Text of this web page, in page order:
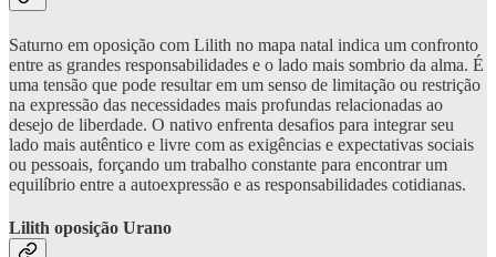
Saturno em oposição com Lilith no mapa natal indica um confronto
entre as grandes responsabilidades e o lado mais sombrio da alma. É
uma tensão que pode resultar em um senso de limitação ou restrição
na expressão das necessidades mais profundas relacionadas ao
desejo de liberdade. O nativo enfrenta desafios para integrar seu
lado mais autêntico e livre com as exigências e expectativas sociais
ou pessoais, forçando um trabalho constante para encontrar um
equilíbrio entre a autoexpressão e as responsabilidades cotidianas.
Lilith oposição Urano